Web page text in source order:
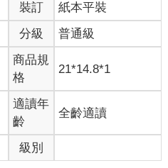
裝訂
紙本平裝
分級 普通級
商品規
格
21*14.8*1
適讀年
齡
全齡適讀
級別